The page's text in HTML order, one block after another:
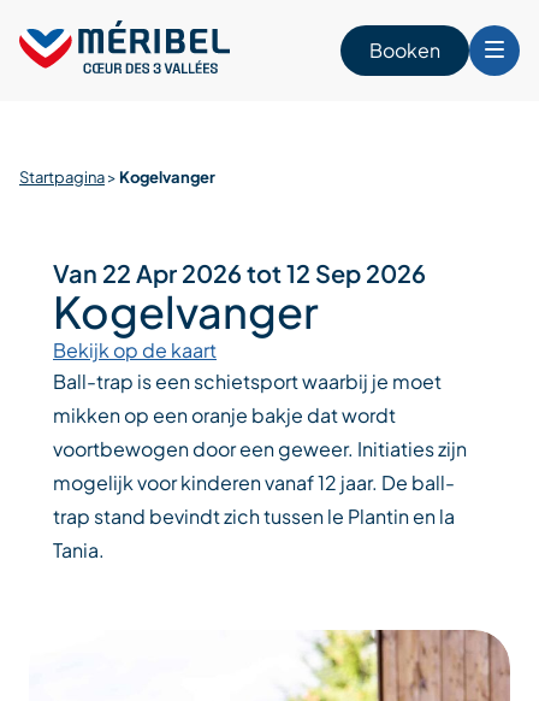
content
Booken
Startpagina> Kogelvanger
Van 22 Apr 2026 tot 12 Sep 2026
Kogelvanger
Bekijk op de kaart
Ball-trap is een schietsport waarbij je moet
mikken op een oranje bakje dat wordt
voortbewogen door een geweer. Initiaties zijn
mogelijk voor kinderen vanaf 12 jaar. De ball-
trap stand bevindt zich tussen le Plantin en la
Tania.